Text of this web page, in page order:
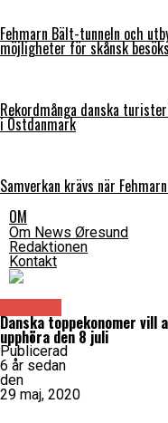
Fehmarn Bält-tunneln och
möjligheter för skånsk
Rekordmånga danska
i Östdanmark
Samverkan krävs när
OM
Om News Øresund
Redaktionen
Kontakt
Danska toppekonomer
upphöra den 8 juli
Publicerad
6 år sedan
den
29 maj, 2020